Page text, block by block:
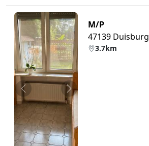
Zurück Weiter
M/P
47139 Duisburg
3.7km